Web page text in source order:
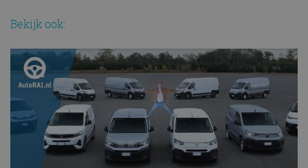
Bekijk ook: